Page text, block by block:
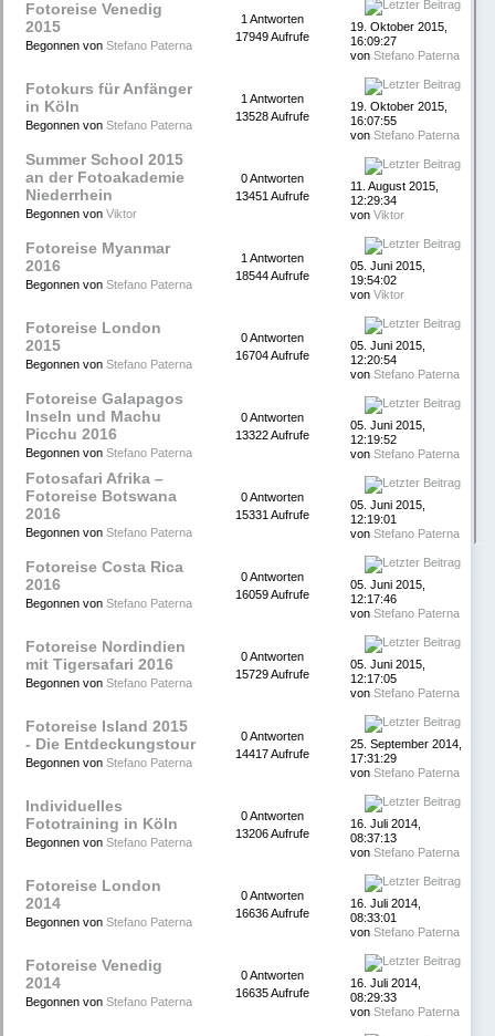
Fotoreise Venedig
2015
Begonnen von Stefano Paterna
1 Antworten
17949 Aufrufe
19. Oktober 2015,
16:09:27
von Stefano Paterna
Fotokurs für Anfänger
in Köln
Begonnen von Stefano Paterna
1 Antworten
13528 Aufrufe
19. Oktober 2015,
16:07:55
von Stefano Paterna
Summer School 2015
an der Fotoakademie
Niederrhein
Begonnen von Viktor
0 Antworten
13451 Aufrufe
11. August 2015,
12:29:34
von Viktor
Fotoreise Myanmar
2016
Begonnen von Stefano Paterna
1 Antworten
18544 Aufrufe
05. Juni 2015,
19:54:02
von Viktor
Fotoreise London
2015
Begonnen von Stefano Paterna
0 Antworten
16704 Aufrufe
05. Juni 2015,
12:20:54
von Stefano Paterna
Fotoreise Galapagos
Inseln und Machu
Picchu 2016
Begonnen von Stefano Paterna
0 Antworten
13322 Aufrufe
05. Juni 2015,
12:19:52
von Stefano Paterna
Fotosafari Afrika –
Fotoreise Botswana
2016
Begonnen von Stefano Paterna
0 Antworten
15331 Aufrufe
05. Juni 2015,
12:19:01
von Stefano Paterna
Fotoreise Costa Rica
2016
Begonnen von Stefano Paterna
0 Antworten
16059 Aufrufe
05. Juni 2015,
12:17:46
von Stefano Paterna
Fotoreise Nordindien
mit Tigersafari 2016
Begonnen von Stefano Paterna
0 Antworten
15729 Aufrufe
05. Juni 2015,
12:17:05
von Stefano Paterna
Fotoreise Island 2015
- Die Entdeckungstour
Begonnen von Stefano Paterna
0 Antworten
14417 Aufrufe
25. September 2014,
17:31:29
von Stefano Paterna
Individuelles
Fototraining in Köln
Begonnen von Stefano Paterna
0 Antworten
13206 Aufrufe
16. Juli 2014,
08:37:13
von Stefano Paterna
Fotoreise London
2014
Begonnen von Stefano Paterna
0 Antworten
16636 Aufrufe
16. Juli 2014,
08:33:01
von Stefano Paterna
Fotoreise Venedig
2014
Begonnen von Stefano Paterna
0 Antworten
16635 Aufrufe
16. Juli 2014,
08:29:33
von Stefano Paterna